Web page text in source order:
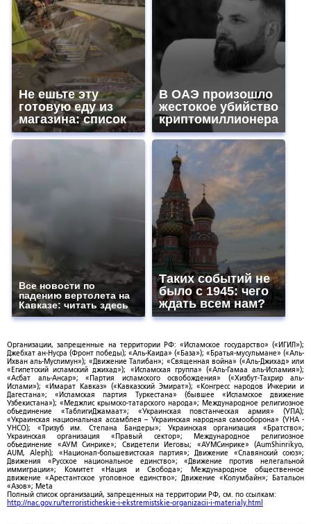
Не ешьте эту
готовую еду из
магазина: список
В ОАЭ произошло
жестокое убийство
криптомиллионера
Все новости по
падению вертолета на
Кавказе: читать здесь
Таких событий не
было с 1945: чего
ждать всем нам?
Организации, запрещенные на территории РФ: «Исламское государство» («ИГИЛ»);
Джебхат ан-Нусра (Фронт победы); «Аль-Каида» («База»); «Братья-мусульмане» («Аль-
Ихван аль-Муслимун»); «Движение Талибан»; «Священная война» («Аль-Джихад» или
«Египетский исламский джихад»); «Исламская группа» («Аль-Гамаа аль-Исламия»);
«Асбат аль-Ансар»; «Партия исламского освобождения» («Хизбут-Тахрир аль-
Ислами»); «Имарат Кавказ» («Кавказский Эмират»); «Конгресс народов Ичкерии и
Дагестана»; «Исламская партия Туркестана» (бывшее «Исламское движение
Узбекистана»); «Меджлис крымско-татарского народа»; Международное религиозное
объединение «ТаблигиДжамаат»; «Украинская повстанческая армия» (УПА);
«Украинская национальная ассамблея – Украинская народная самооборона» (УНА -
УНСО); «Тризуб им. Степана Бандеры»; Украинская организация «Братство»;
Украинская организация «Правый сектор»; Международное религиозное
объединение «АУМ Синрике»; Свидетели Иеговы; «АУМСинрике» (AumShinrikyo,
AUM, Aleph); «Национал-большевистская партия»; Движение «Славянский союз»;
Движения «Русское национальное единство»; «Движение против нелегальной
иммиграции»; Комитет «Нация и Свобода»; Международное общественное
движение «Арестантское уголовное единство»; Движение «Колумбайн»; Батальон
«Азов»; Meta
Полный список организаций, запрещенных на территории РФ, см. по ссылкам:
http://nac.gov.ru/terroristicheskie-i-ekstremistskie-organizacii-i-materialy.html